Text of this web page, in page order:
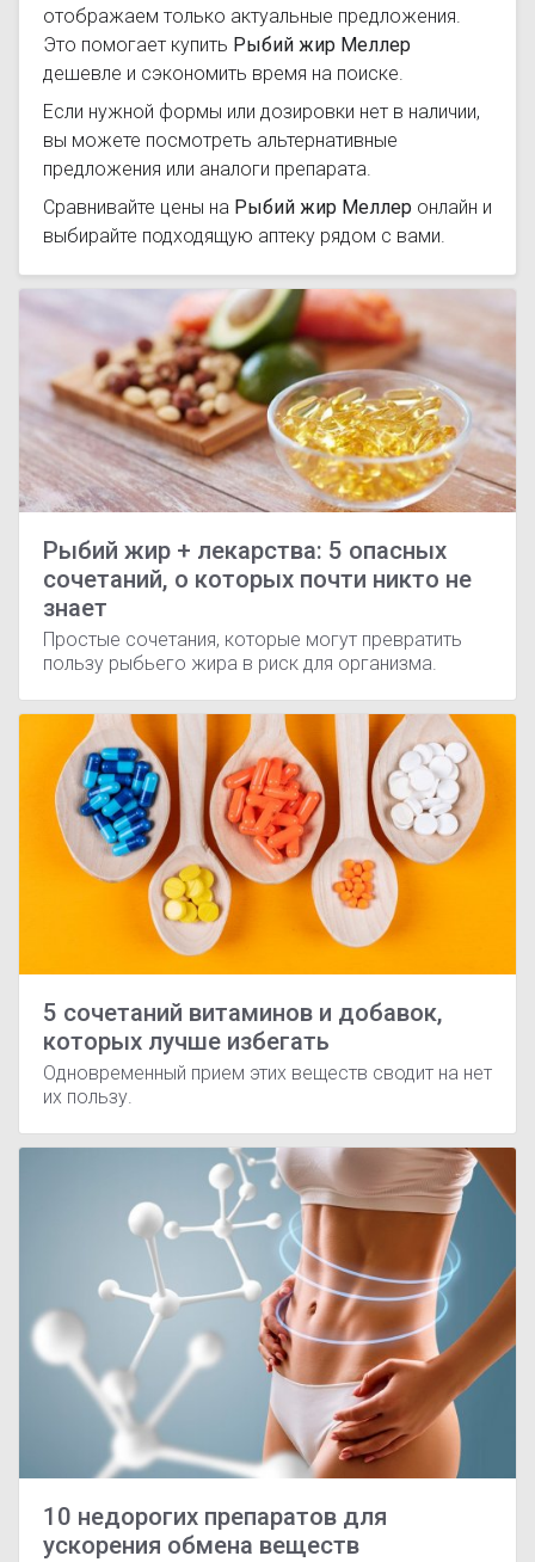
отображаем только актуальные предложения.
Это помогает купить Рыбий жир Меллер
дешевле и сэкономить время на поиске.
Если нужной формы или дозировки нет в наличии,
вы можете посмотреть альтернативные
предложения или аналоги препарата.
Сравнивайте цены на Рыбий жир Меллер онлайн и
выбирайте подходящую аптеку рядом с вами.
Рыбий жир + лекарства: 5 опасных
сочетаний, о которых почти никто не
знает
Простые сочетания, которые могут превратить
пользу рыбьего жира в риск для организма.
5 сочетаний витаминов и добавок,
которых лучше избегать
Одновременный прием этих веществ сводит на нет
их пользу.
10 недорогих препаратов для
ускорения обмена веществ